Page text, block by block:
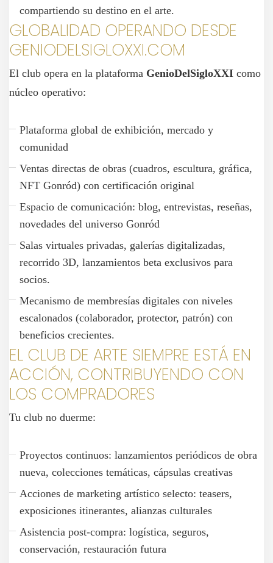
compartiendo su destino en el arte.
GLOBALIDAD OPERANDO DESDE
GENIODELSIGLOXXI.COM
El club opera en la plataforma GenioDelSigloXXI como
núcleo operativo:
Plataforma global de exhibición, mercado y
comunidad
Ventas directas de obras (cuadros, escultura, gráfica,
NFT Gonród) con certificación original
Espacio de comunicación: blog, entrevistas, reseñas,
novedades del universo Gonród
Salas virtuales privadas, galerías digitalizadas,
recorrido 3D, lanzamientos beta exclusivos para
socios.
Mecanismo de membresías digitales con niveles
escalonados (colaborador, protector, patrón) con
beneficios crecientes.
EL CLUB DE ARTE SIEMPRE ESTÁ EN
ACCIÓN, CONTRIBUYENDO CON
LOS COMPRADORES
Tu club no duerme:
Proyectos continuos: lanzamientos periódicos de obra
nueva, colecciones temáticas, cápsulas creativas
Acciones de marketing artístico selecto: teasers,
exposiciones itinerantes, alianzas culturales
Asistencia post-compra: logística, seguros,
conservación, restauración futura